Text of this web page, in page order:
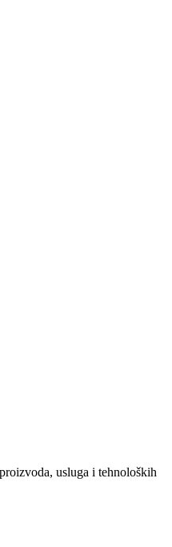
usluga i tehnoloških